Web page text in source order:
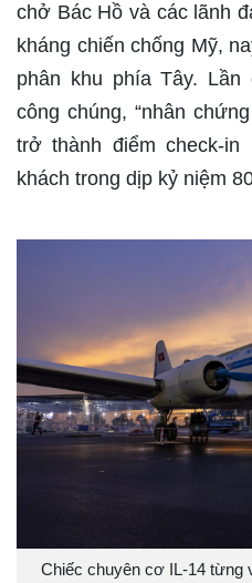
chở Bác Hồ và các lãnh
kháng chiến chống Mỹ,
phân khu phía Tây.
công chúng, “nhân
trở thành điểm check-
khách trong dịp kỷ niệm
Chiếc chuyên cơ IL-14 từng